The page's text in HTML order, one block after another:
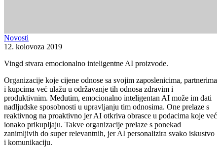
Novosti
12. kolovoza 2019
Vingd stvara emocionalno inteligentne AI proizvode.
Organizacije koje cijene odnose sa svojim zaposlenicima, partnerima
i kupcima već ulažu u održavanje tih odnosa zdravim i
produktivnim. Međutim, emocionalno inteligentan AI može im dati
nadljudske sposobnosti u upravljanju tim odnosima. One prelaze s
reaktivnog na proaktivno jer AI otkriva obrasce u podacima koje već
ionako prikupljaju. Takve organizacije prelaze s ponekad
zanimljivih do super relevantnih, jer AI personalizira svako iskustvo
i komunikaciju.